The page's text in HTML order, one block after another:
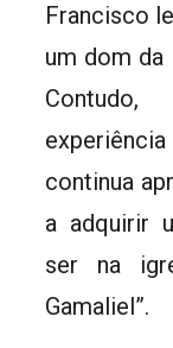
Francisco
um dom da
continua
a adquirir
ser na
Gamaliel”.